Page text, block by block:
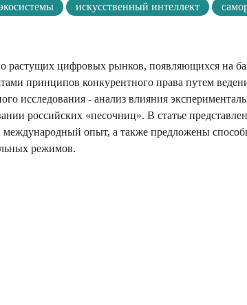
искусственный интеллект
растущих цифровых рынков, появляющихся на
принципов конкурентного права путем
исследования - анализ влияния
российских «песочниц». В статье
международный опыт, а также предложены
режимов.